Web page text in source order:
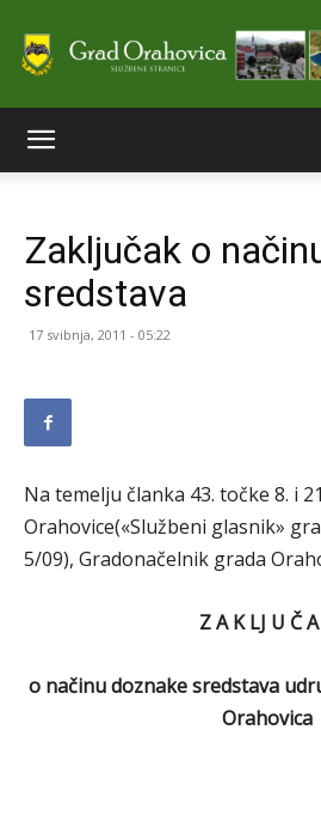
Zaključak o
sredstava
17 svibnja, 2011 - 05:22
Na temelju članka 43. točke 8. i
Orahovice(«Službeni glasnik»
5/09), Gradonačelnik grada
Z A K LJ U Č
o načinu doznake sredstava
Orahovica